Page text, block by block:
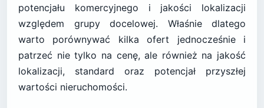
potencjału komercyjnego i jakości lokalizacji
względem grupy docelowej. Właśnie dlatego
warto porównywać kilka ofert jednocześnie i
patrzeć nie tylko na cenę, ale również na jakość
lokalizacji, standard oraz potencjał przyszłej
wartości nieruchomości.